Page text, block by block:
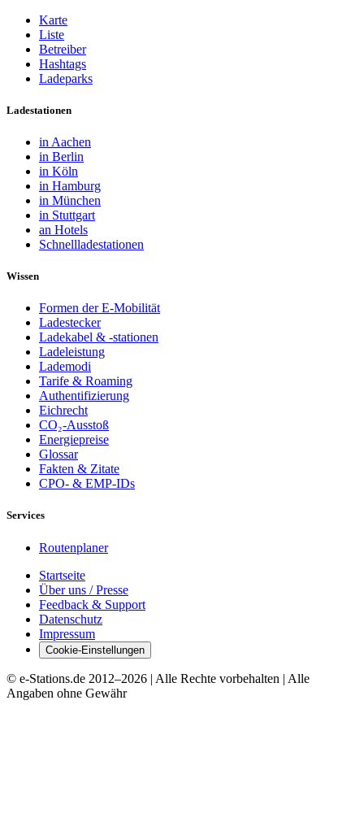
Karte
Liste
Betreiber
Hashtags
Ladeparks
Ladestationen
in Aachen
in Berlin
in Köln
in Hamburg
in München
in Stuttgart
an Hotels
Schnellladestationen
Wissen
Formen der E-Mobilität
Ladestecker
Ladekabel & -stationen
Ladeleistung
Lademodi
Tarife & Roaming
Authentifizierung
Eichrecht
CO₂-Ausstoß
Energiepreise
Glossar
Fakten & Zitate
CPO- & EMP-IDs
Services
Routenplaner
Startseite
Über uns / Presse
Feedback & Support
Datenschutz
Impressum
Cookie-Einstellungen
© e-Stations.de 2012–2026 | Alle Rechte vorbehalten | Alle
Angaben ohne Gewähr